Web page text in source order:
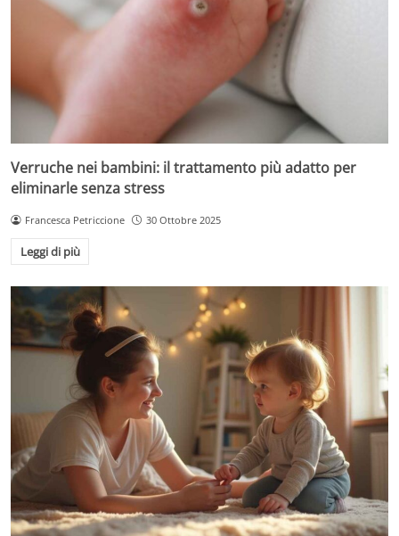
Verruche nei bambini: il trattamento più adatto per
eliminarle senza stress
Francesca Petriccione 30 Ottobre 2025
Leggi di più